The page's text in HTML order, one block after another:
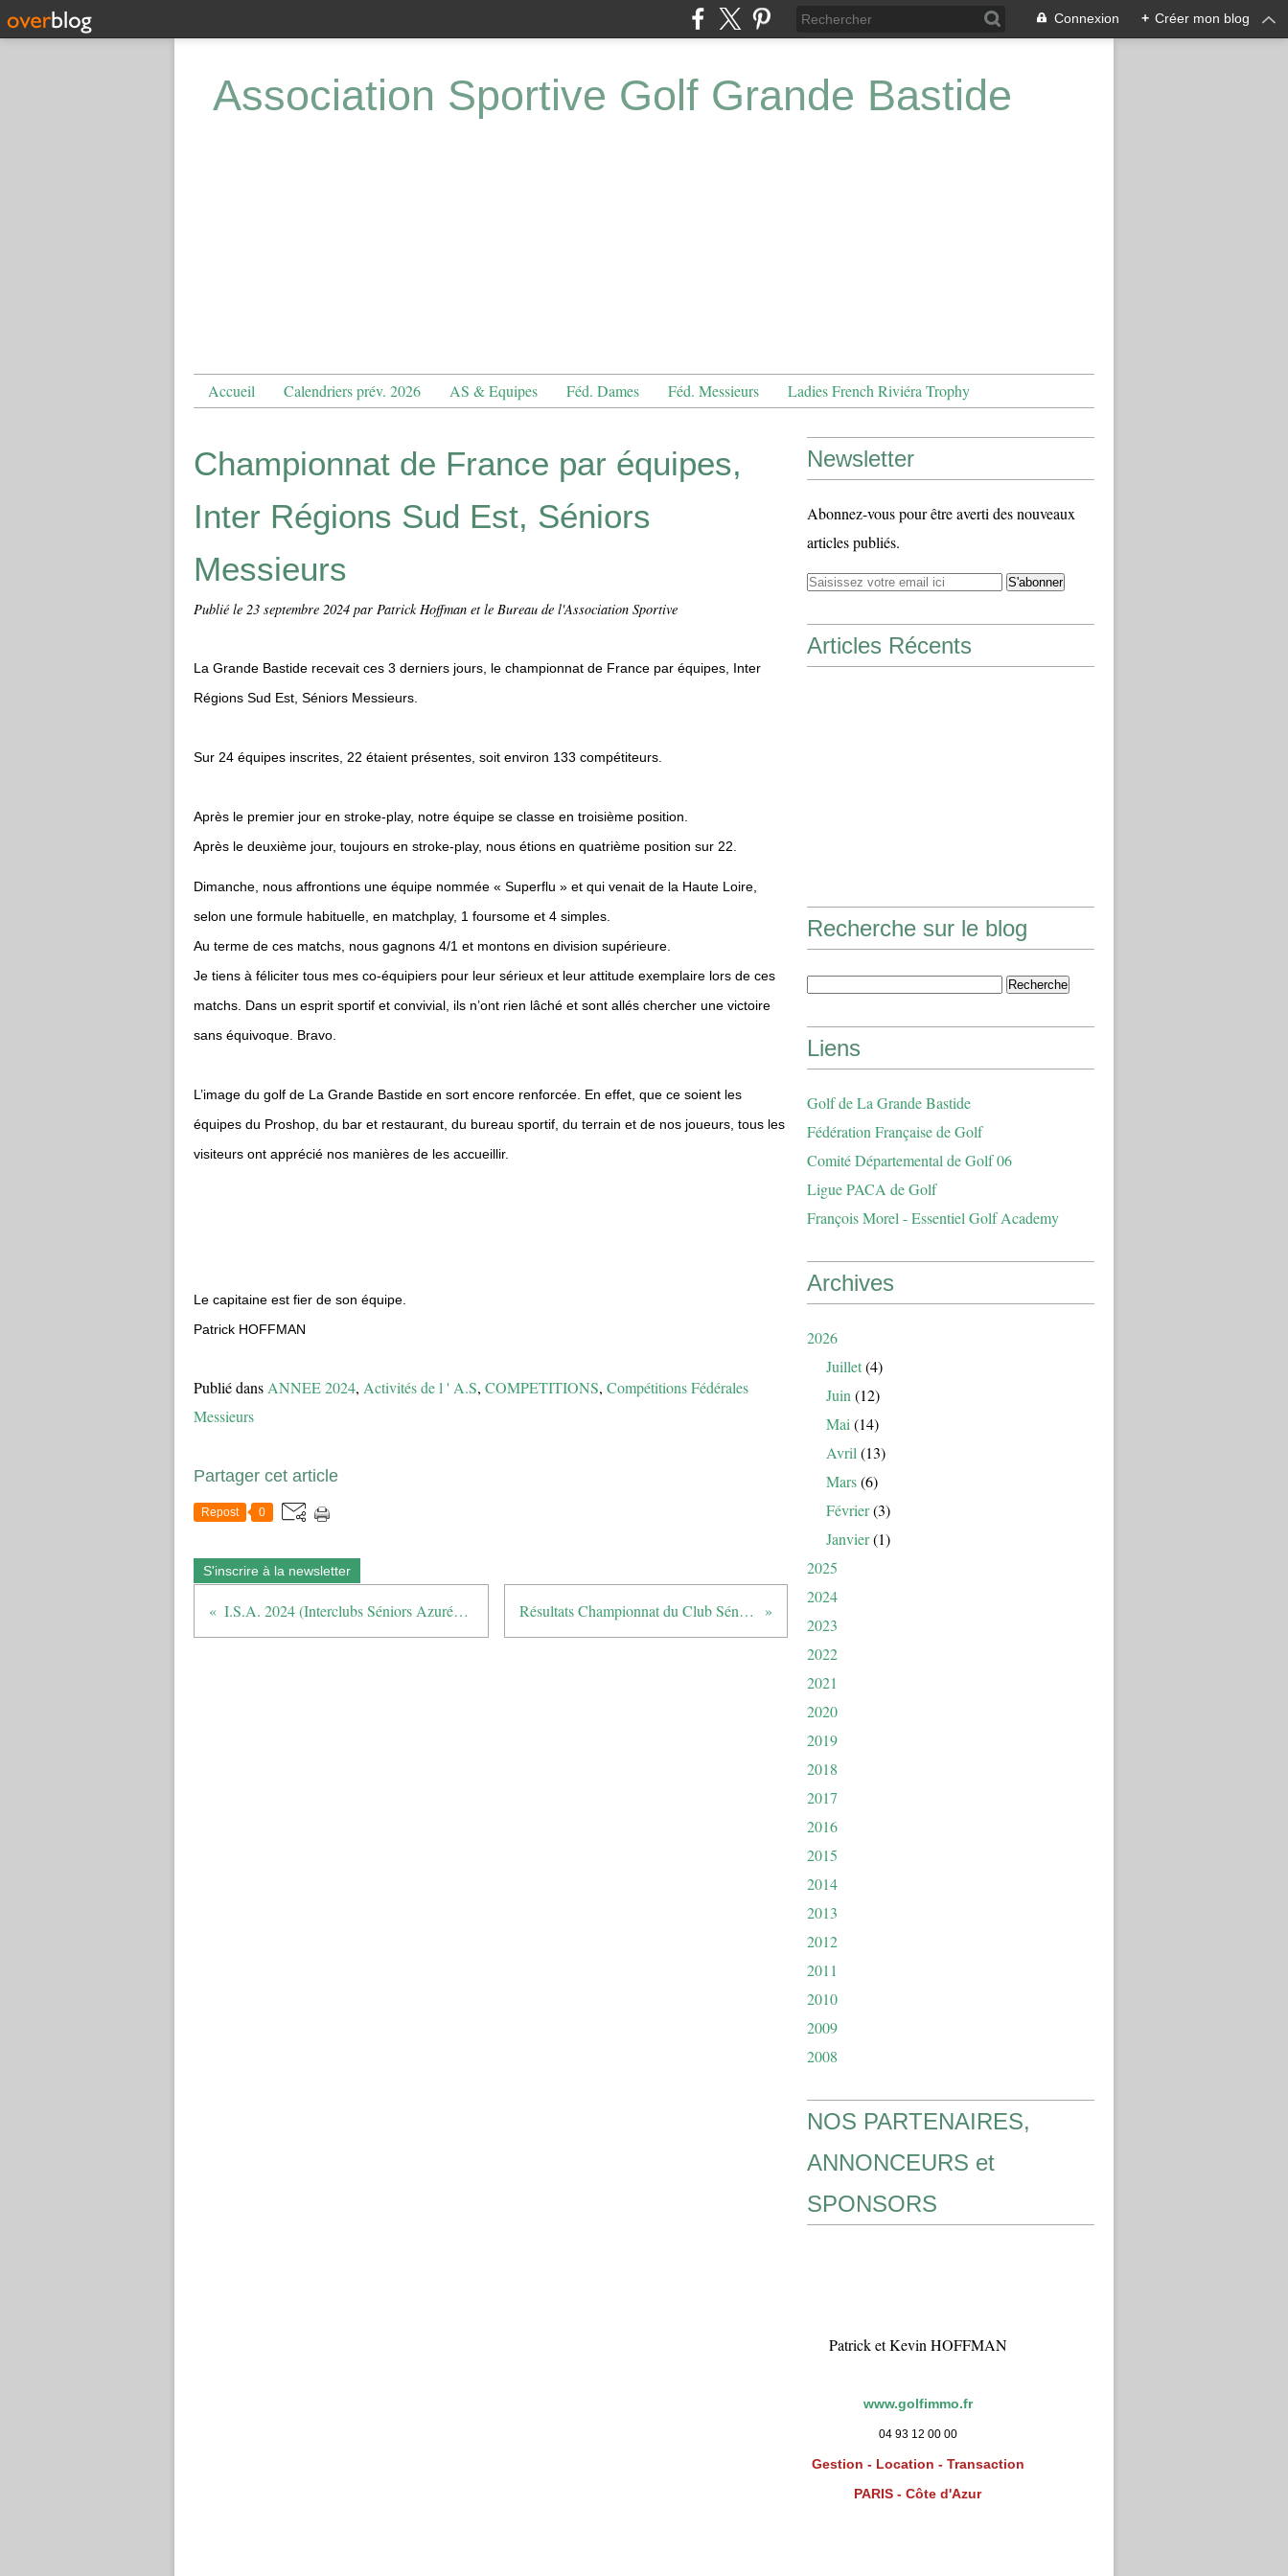
Connexion + Créer mon blog
Association Sportive Golf Grande Bastide
Accueil Calendriers prév. 2026 AS & Equipes Féd. Dames Féd. Messieurs Ladies French Riviéra Trophy
Championnat de France par équipes,
Inter Régions Sud Est, Séniors
Messieurs
Publié le 23 septembre 2024 par Patrick Hoffman et le Bureau de l'Association Sportive
La Grande Bastide recevait ces 3 derniers jours, le championnat de France par équipes, Inter
Régions Sud Est, Séniors Messieurs.
Sur 24 équipes inscrites, 22 étaient présentes, soit environ 133 compétiteurs.
Après le premier jour en stroke-play, notre équipe se classe en troisième position.
Après le deuxième jour, toujours en stroke-play, nous étions en quatrième position sur 22.
Dimanche, nous affrontions une équipe nommée « Superflu » et qui venait de la Haute Loire,
selon une formule habituelle, en matchplay, 1 foursome et 4 simples.
Au terme de ces matchs, nous gagnons 4/1 et montons en division supérieure.
Je tiens à féliciter tous mes co-équipiers pour leur sérieux et leur attitude exemplaire lors de ces
matchs. Dans un esprit sportif et convivial, ils n’ont rien lâché et sont allés chercher une victoire
sans équivoque. Bravo.
L’image du golf de La Grande Bastide en sort encore renforcée. En effet, que ce soient les
équipes du Proshop, du bar et restaurant, du bureau sportif, du terrain et de nos joueurs, tous les
visiteurs ont apprécié nos manières de les accueillir.
Le capitaine est fier de son équipe.
Patrick HOFFMAN
Publié dans ANNEE 2024, Activités de l ' A.S, COMPETITIONS, Compétitions Fédérales
Messieurs
Partager cet article
Repost 0
S'inscrire à la newsletter
I.S.A. 2024 (Interclubs Séniors Azuréens) Résultats Championnat du Club Séniors
Newsletter
Abonnez-vous pour être averti des nouveaux
articles publiés.
Articles Récents
Recherche sur le blog
Liens
Golf de La Grande Bastide
Fédération Française de Golf
Comité Départemental de Golf 06
Ligue PACA de Golf
François Morel - Essentiel Golf Academy
Archives
2026
Juillet(4)
Juin (12)
Mai (14)
Avril (13)
Mars(6)
Février(3)
Janvier(1)
2025
2024
2023
2022
2021
2020
2019
2018
2017
2016
2015
2014
2013
2012
2011
2010
2009
2008
NOS PARTENAIRES,
ANNONCEURS et
SPONSORS
Patrick et Kevin HOFFMAN
www.golfimmo.fr
04 93 12 00 00
Gestion - Location - Transaction
PARIS - Côte d'Azur